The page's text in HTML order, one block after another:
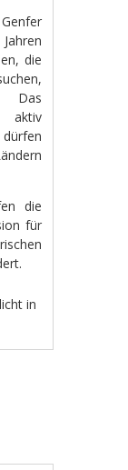
die
Das
aktiv
die
für
in